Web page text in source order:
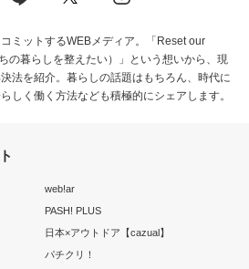
ミットするWEBメディア。「Reset our
の暮らしを整えたい）」という想いから、現
法を紹介。暮らしの話題はもちろん、時代に
しく働く方法なども積極的にシェアします。
web!ar
PASH! PLUS
日本×アウトドア【cazual】
パチクリ！